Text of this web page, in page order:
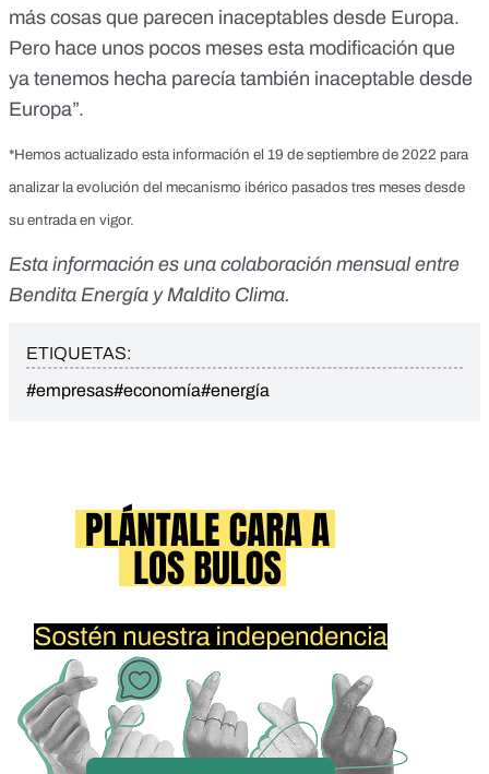
más cosas que parecen inaceptables desde Europa.
Pero hace unos pocos meses esta modificación que
ya tenemos hecha parecía también inaceptable desde
Europa”.
*Hemos actualizado esta información el 19 de septiembre de 2022 para
analizar la evolución del mecanismo ibérico pasados tres meses desde
su entrada en vigor.
Esta información es una colaboración mensual entre
Bendita Energía y Maldito Clima.
ETIQUETAS:
#empresas#economía#energía